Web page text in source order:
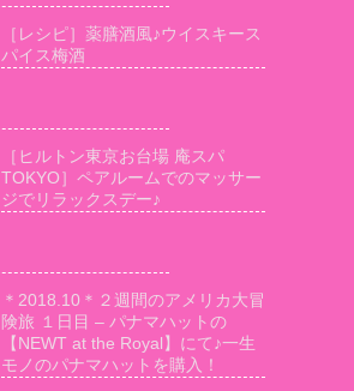
［レシピ］薬膳酒風♪ウイスキース
パイス梅酒
［ヒルトン東京お台場 庵スパ
TOKYO］ペアルームでのマッサー
ジでリラックスデー♪
＊2018.10＊２週間のアメリカ大冒
険旅 １日目 – パナマハットの
【NEWT at the Royal】にて♪一生
モノのパナマハットを購入！